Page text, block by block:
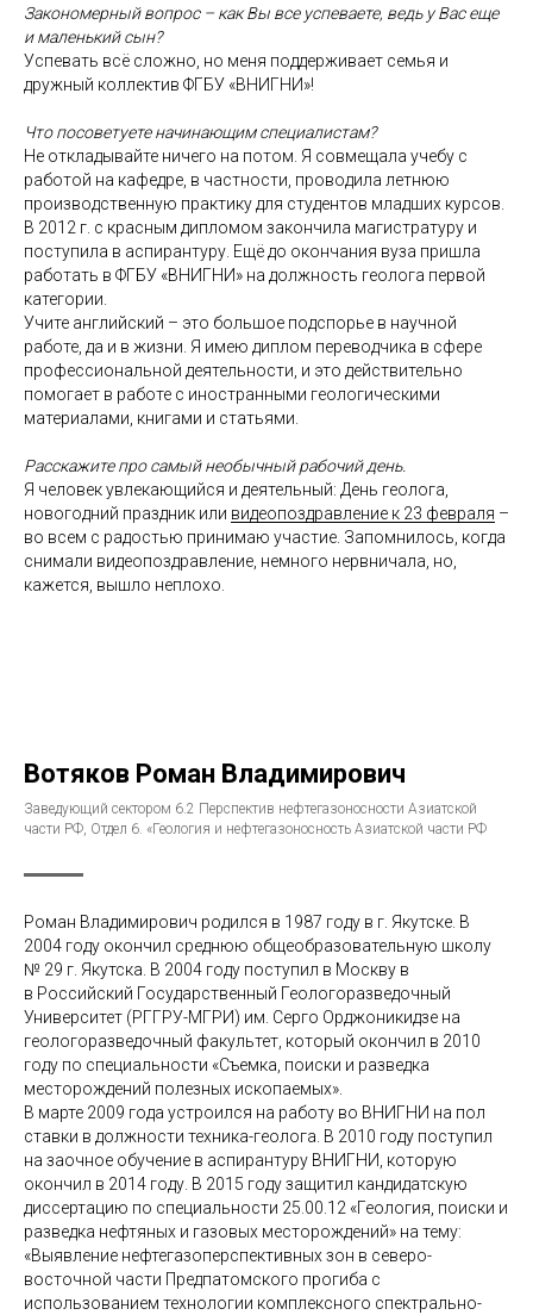
Закономерный вопрос – как Вы все успеваете, ведь у Вас еще
и маленький сын?
Успевать всё сложно, но меня поддерживает семья и
дружный коллектив ФГБУ «ВНИГНИ»!
Что посоветуете начинающим специалистам?
Не откладывайте ничего на потом. Я совмещала учебу с
работой на кафедре, в частности, проводила летнюю
производственную практику для студентов младших курсов.
В 2012 г. с красным дипломом закончила магистратуру и
поступила в аспирантуру. Ещё до окончания вуза пришла
работать в ФГБУ «ВНИГНИ» на должность геолога первой
категории.
Учите английский – это большое подспорье в научной
работе, да и в жизни. Я имею диплом переводчика в сфере
профессиональной деятельности, и это действительно
помогает в работе с иностранными геологическими
материалами, книгами и статьями.
Расскажите про самый необычный рабочий день.
Я человек увлекающийся и деятельный: День геолога,
новогодний праздник или видеопоздравление к 23 февраля –
во всем с радостью принимаю участие. Запомнилось, когда
снимали видеопоздравление, немного нервничала, но,
кажется, вышло неплохо.
Вотяков Роман Владимирович
Заведующий сектором 6.2 Перспектив нефтегазоносности Азиатской
части РФ, Отдел 6. «Геология и нефтегазоносность Азиатской части РФ
Роман Владимирович родился в 1987 году в г. Якутске. В
2004 году окончил среднюю общеобразовательную школу
№ 29 г. Якутска. В 2004 году поступил в Москву в
в Российский Государственный Геологоразведочный
Университет (РГГРУ-МГРИ) им. Серго Орджоникидзе на
геологоразведочный факультет, который окончил в 2010
году по специальности «Съемка, поиски и разведка
месторождений полезных ископаемых».
В марте 2009 года устроился на работу во ВНИГНИ на пол
ставки в должности техника-геолога. В 2010 году поступил
на заочное обучение в аспирантуру ВНИГНИ, которую
окончил в 2014 году. В 2015 году защитил кандидатскую
диссертацию по специальности 25.00.12 «Геология, поиски и
разведка нефтяных и газовых месторождений» на тему:
«Выявление нефтегазоперспективных зон в северо-
восточной части Предпатомского прогиба с
использованием технологии комплексного спектрально-